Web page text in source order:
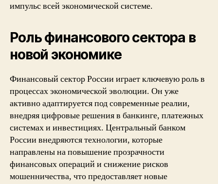
импульс всей экономической системе.
Роль финансового сектора в
новой экономике
Финансовый сектор России играет ключевую роль в
процессах экономической эволюции. Он уже
активно адаптируется под современные реалии,
внедряя цифровые решения в банкинге, платежных
системах и инвестициях. Центральный банком
России внедряются технологии, которые
направлены на повышение прозрачности
финансовых операций и снижение рисков
мошенничества, что предоставляет новые